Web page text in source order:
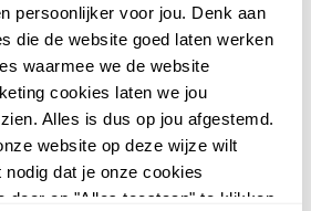
persoonlijker voor jou. Denk aan
die de website goed laten werken
waarmee we de website
cookies laten we jou
Alles is dus op jou afgestemd.
website op deze wijze wilt
dat je onze cookies
door op "Alles toestaan" te klikken.